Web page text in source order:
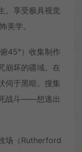
。享受极具视觉
美学。
45°）收集制作
崩坏的疆域。在
伺于黑暗。搜集
战斗——想逃出
场（Rutherford